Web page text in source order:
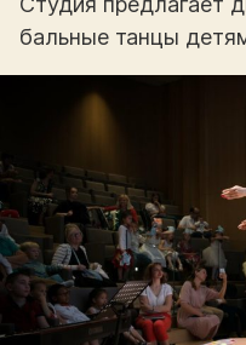
бальные танцы